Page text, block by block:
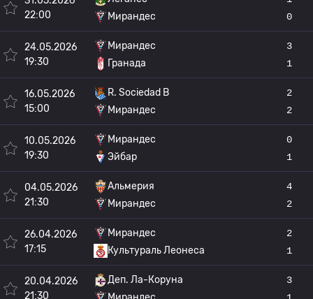
22:00
Мирандес
0
24.05.2026
19:30
Мирандес
Гранада
3
1
16.05.2026
15:00
R. Sociedad B
Мирандес
2
2
10.05.2026
19:30
Мирандес
Эйбар
0
1
04.05.2026
21:30
Альмерия
Мирандес
4
2
26.04.2026
17:15
Мирандес
Культураль Леонеса
2
1
20.04.2026
21:30
Деп. Ла-Коруна
3